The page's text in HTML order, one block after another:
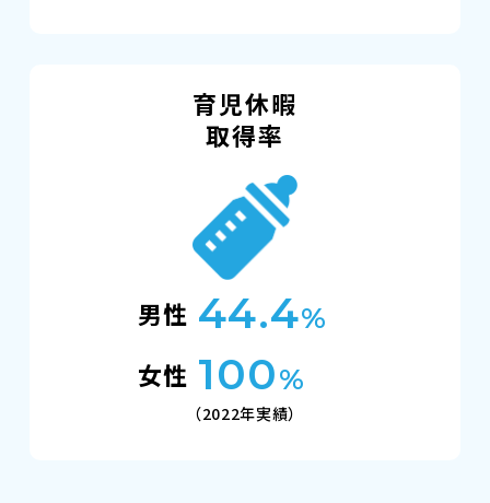
育児休暇
取得率
男性 44.4%
女性 100%
（2022年実績）